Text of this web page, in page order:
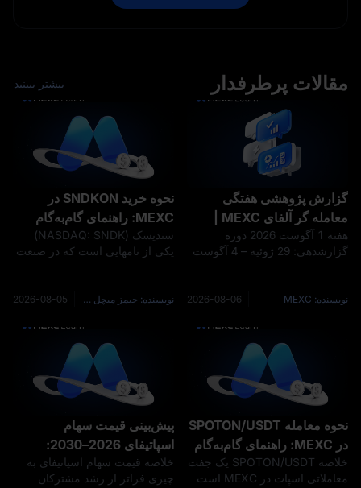
مقالات پرطرفدار بیشتر ببینید
گزارش پژوهشی هفتگی
تشدید نگرانی‌ ها درباره افزایش
نرخ بهره و فشار بر حمایت
انتشار داده‌ های اشتغال می‌
هفته 1 آگوست 2026 دوره
گزارشدهی: 29 ژوئیه – 4 آگوست
گذشته، بازار ارز دیجیتال یک چرخه
نویسنده: MEXC 2026-08-06
نحوه خرید SNDKON در
MEXC: راهنمای گام‌به‌گام
سندیسک (NASDAQ: SNDK)
یکی از نامهایی است که در صنعت
صحبت میشود — اما برای بسیاری
خرید مستقیم سهام آمریکا پیچیده،
نویسنده: جیمز میچل (James Mitchell) 2026-08-05
نحوه معامله SPOTON/USDT
در MEXC: راهنمای گام‌به‌گام
خلاصه SPOTON/USDT یک جفت
معاملاتی اسپات در MEXC است
پیش‌بینی قیمت سهام
اسپاتیفای 2026–2030:
سناریوهای صعودی، پایه و
نزولی
خلاصه قیمت سهام اسپاتیفای به
چیزی فراتر از رشد مشترکان